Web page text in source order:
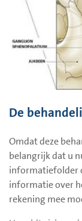
De
Omdat deze
belangrijk dat u
informatiefolder
informatie over
rekening mee